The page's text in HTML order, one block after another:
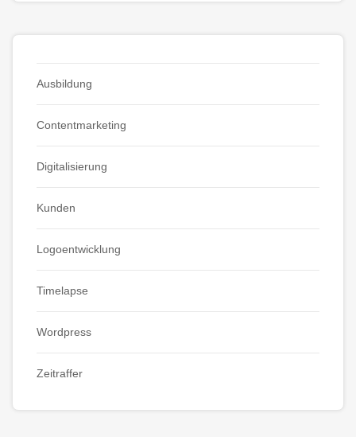
Ausbildung
Contentmarketing
Digitalisierung
Kunden
Logoentwicklung
Timelapse
Wordpress
Zeitraffer